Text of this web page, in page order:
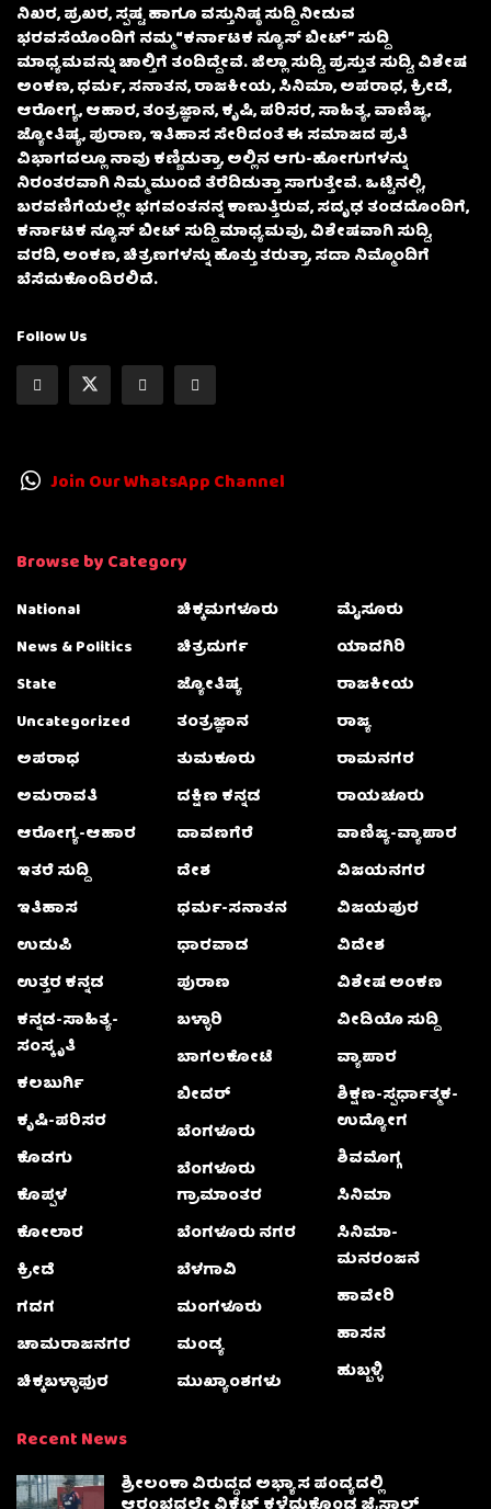
ನಿಖರ, ಪ್ರಖರ, ಸ್ಪಷ್ಟ ಹಾಗೂ ವಸ್ತುನಿಷ್ಠ ಸುದ್ದಿ ನೀಡುವ
ಭರವಸೆಯೊಂದಿಗೆ ನಮ್ಮ “ಕರ್ನಾಟಕ ನ್ಯೂಸ್ ಬೀಟ್” ಸುದ್ದಿ
ಮಾಧ್ಯಮವನ್ನು ಚಾಲ್ತಿಗೆ ತಂದಿದ್ದೇವೆ. ಜಿಲ್ಲಾ ಸುದ್ದಿ, ಪ್ರಸ್ತುತ ಸುದ್ದಿ, ವಿಶೇಷ
ಅಂಕಣ, ಧರ್ಮ, ಸನಾತನ, ರಾಜಕೀಯ, ಸಿನಿಮಾ, ಅಪರಾಧ, ಕ್ರೀಡೆ,
ಆರೋಗ್ಯ, ಆಹಾರ, ತಂತ್ರಜ್ಞಾನ, ಕೃಷಿ, ಪರಿಸರ, ಸಾಹಿತ್ಯ, ವಾಣಿಜ್ಯ,
ಜ್ಯೋತಿಷ್ಯ, ಪುರಾಣ, ಇತಿಹಾಸ ಸೇರಿದಂತೆ ಈ ಸಮಾಜದ ಪ್ರತಿ
ವಿಭಾಗದಲ್ಲೂ ನಾವು ಕಣ್ಣಿಡುತ್ತಾ, ಅಲ್ಲಿನ ಆಗು-ಹೋಗುಗಳನ್ನು
ನಿರಂತರವಾಗಿ ನಿಮ್ಮ ಮುಂದೆ ತೆರೆದಿಡುತ್ತಾ ಸಾಗುತ್ತೇವೆ. ಒಟ್ಟಿನಲ್ಲಿ,
ಬರವಣಿಗೆಯಲ್ಲೇ ಭಗವಂತನನ್ನ ಕಾಣುತ್ತಿರುವ, ಸದೃಢ ತಂಡದೊಂದಿಗೆ,
ಕರ್ನಾಟಕ ನ್ಯೂಸ್ ಬೀಟ್ ಸುದ್ದಿ ಮಾಧ್ಯಮವು, ವಿಶೇಷವಾಗಿ ಸುದ್ದಿ,
ವರದಿ, ಅಂಕಣ, ಚಿತ್ರಣಗಳನ್ನು ಹೊತ್ತು ತರುತ್ತಾ, ಸದಾ ನಿಮ್ಮೊಂದಿಗೆ
ಬೆಸೆದುಕೊಂಡಿರಲಿದೆ.
Follow Us
Join Our WhatsApp Channel
Browse by Category
National
News & Politics
State
Uncategorized
ಅಪರಾಧ
ಅಮರಾವತಿ
ಆರೋಗ್ಯ-ಆಹಾರ
ಇತರೆ ಸುದ್ದಿ
ಇತಿಹಾಸ
ಉಡುಪಿ
ಉತ್ತರ ಕನ್ನಡ
ಕನ್ನಡ-ಸಾಹಿತ್ಯ-
ಸಂಸ್ಕೃತಿ
ಕಲಬುರ್ಗಿ
ಕೃಷಿ-ಪರಿಸರ
ಕೊಡಗು
ಕೊಪ್ಪಳ
ಕೋಲಾರ
ಕ್ರೀಡೆ
ಗದಗ
ಚಾಮರಾಜನಗರ
ಚಿಕ್ಕಬಳ್ಳಾಫುರ
ಚಿಕ್ಕಮಗಳೂರು
ಚಿತ್ರದುರ್ಗ
ಜ್ಯೋತಿಷ್ಯ
ತಂತ್ರಜ್ಞಾನ
ತುಮಕೂರು
ದಕ್ಷಿಣ ಕನ್ನಡ
ದಾವಣಗೆರೆ
ದೇಶ
ಧರ್ಮ-ಸನಾತನ
ಧಾರವಾಡ
ಪುರಾಣ
ಬಳ್ಳಾರಿ
ಬಾಗಲಕೋಟೆ
ಬೀದರ್
ಬೆಂಗಳೂರು
ಬೆಂಗಳೂರು
ಗ್ರಾಮಾಂತರ
ಬೆಂಗಳೂರು ನಗರ
ಬೆಳಗಾವಿ
ಮಂಗಳೂರು
ಮಂಡ್ಯ
ಮುಖ್ಯಾಂಶಗಳು
ಮೈಸೂರು
ಯಾದಗಿರಿ
ರಾಜಕೀಯ
ರಾಜ್ಯ
ರಾಮನಗರ
ರಾಯಚೂರು
ವಾಣಿಜ್ಯ-ವ್ಯಾಪಾರ
ವಿಜಯನಗರ
ವಿಜಯಪುರ
ವಿದೇಶ
ವಿಶೇಷ ಅಂಕಣ
ವೀಡಿಯೊ ಸುದ್ದಿ
ವ್ಯಾಪಾರ
ಶಿಕ್ಷಣ-ಸ್ಪರ್ಧಾತ್ಮಕ-
ಉದ್ಯೋಗ
ಶಿವಮೊಗ್ಗ
ಸಿನಿಮಾ
ಸಿನಿಮಾ-
ಮನರಂಜನೆ
ಹಾವೇರಿ
ಹಾಸನ
ಹುಬ್ಬಳ್ಳಿ
Recent News
ಶ್ರೀಲಂಕಾ ವಿರುದ್ಧದ ಅಭ್ಯಾಸ ಪಂದ್ಯದಲ್ಲಿ